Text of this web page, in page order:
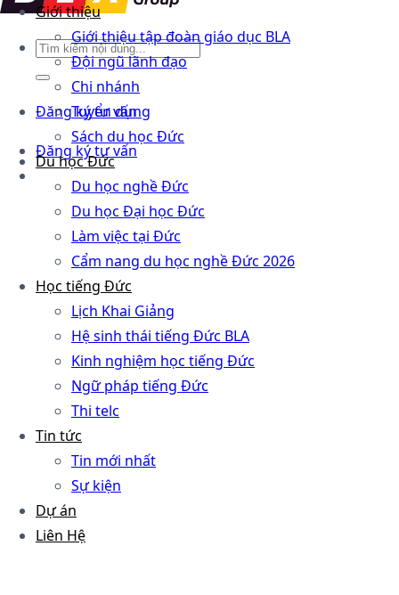
Đăng ký tư vấn
Đăng ký tư vấn
Giới thiệu
Giới thiệu tập đoàn giáo dục BLA
Đội ngũ lãnh đạo
Chi nhánh
Tuyển dụng
Sách du học Đức
Du học Đức
Du học nghề Đức
Du học Đại học Đức
Làm việc tại Đức
Cẩm nang du học nghề Đức 2026
Học tiếng Đức
Lịch Khai Giảng
Hệ sinh thái tiếng Đức BLA
Kinh nghiệm học tiếng Đức
Ngữ pháp tiếng Đức
Thi telc
Tin tức
Tin mới nhất
Sự kiện
Dự án
Liên Hệ